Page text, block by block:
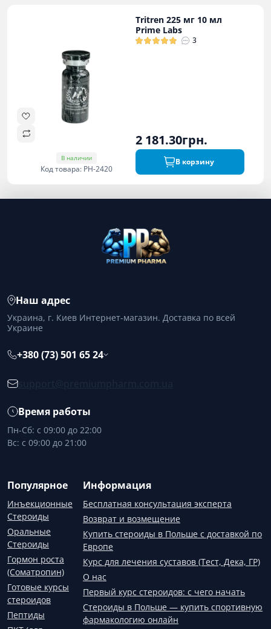
В наличии
Код товара: PH-2420
Tritren 225 мг 10 мл
Prime Labs
3
2 181.30грн.
В корзину
Наш адрес
Украина, г. Киев Интернет-магазин. Доставка по всей
Украине
+380 (73) 501 65 24
Время работы
Пн-Сб: с 09:00 до 22:00
Вс: с 09:00 до 21:00
Популярное
Инъекционные
Стероиды
Оральные
Стероиды
Гормон роста
(Соматропин)
Готовые курсы
стероидов
Пептиды
Информация
Бесплатная консультация эксперта
Возврат и возмещение
Купить стероиды в Польше с доставкой по
Европе
Курс для лечения суставов (Тест, Дека, ГР)
О нас
Первый курс стероидов: с чего начать
Стероиды в Польше — купить спортивную
фармакологию онлайн